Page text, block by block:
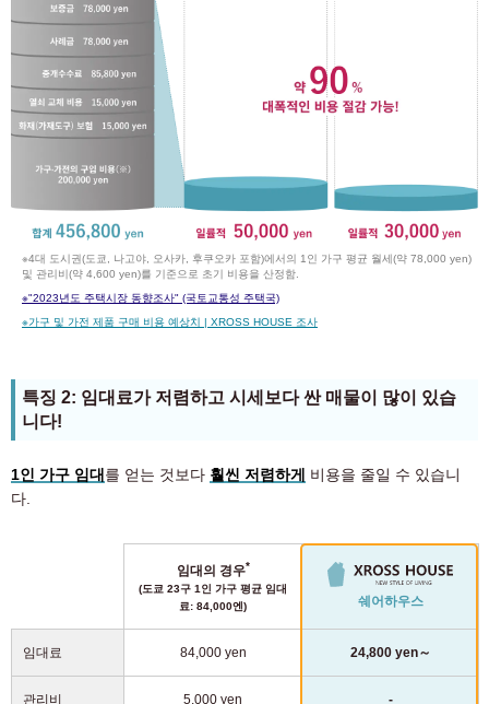
※4대 도시권(도쿄, 나고야, 오사카, 후쿠오카 포함)에서의 1인 가구 평균 월세(약 78,000 yen)
및 관리비(약 4,600 yen)를 기준으로 초기 비용을 산정함.
※"2023년도 주택시장 동향조사" (국토교통성 주택국)
※가구 및 가전 제품 구매 비용 예상치 | XROSS HOUSE 조사
특징 2: 임대료가 저렴하고 시세보다 싼 매물이 많이 있습
니다!
1인 가구 임대 를 얻는 것보다 훨씬 저렴하게 비용을 줄일 수 있습니
다.
임대의 경우*
(도쿄 23구 1인 가구 평균 임대
료: 84,000엔)
쉐어하우스
임대료 84,000 yen 24,800 yen～
관리비 5,000 yen -